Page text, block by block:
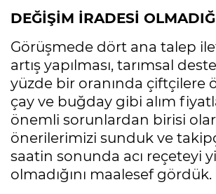
DEĞİŞİM İRADESİ
Görüşmede dört ana talep
artış yapılması, tarımsal
yüzde bir oranında çiftçilere
çay ve buğday gibi alım
önemli sorunlardan birisi
önerilerimizi sunduk ve
saatin sonunda acı reçeteyi
olmadığını maalesef gördük.